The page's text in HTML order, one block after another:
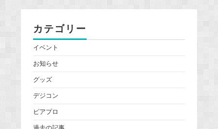
カテゴリー
イベント
お知らせ
グッズ
デジコン
ピアプロ